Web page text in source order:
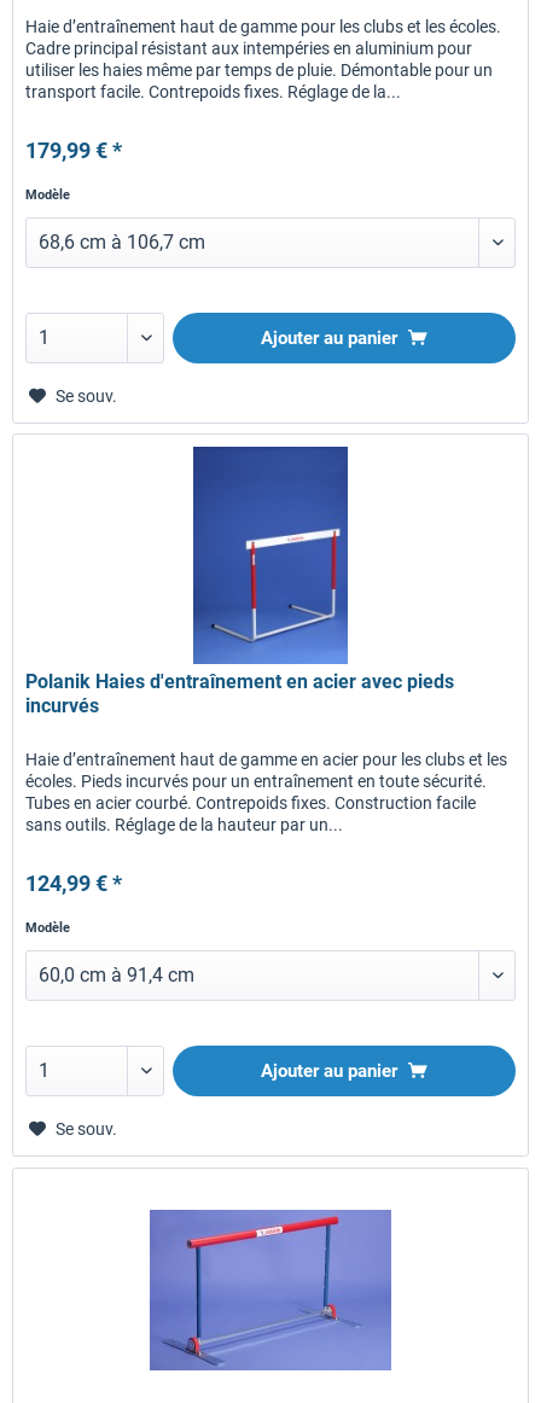
Haie d’entraînement haut de gamme pour les clubs et les écoles.
Cadre principal résistant aux intempéries en aluminium pour
utiliser les haies même par temps de pluie. Démontable pour un
transport facile. Contrepoids fixes. Réglage de la...
179,99 € *
Modèle
Ajouter au panier
Se souv.
Polanik Haies d'entraînement en acier avec pieds
incurvés
Haie d’entraînement haut de gamme en acier pour les clubs et les
écoles. Pieds incurvés pour un entraînement en toute sécurité.
Tubes en acier courbé. Contrepoids fixes. Construction facile
sans outils. Réglage de la hauteur par un...
124,99 € *
Modèle
Ajouter au panier
Se souv.